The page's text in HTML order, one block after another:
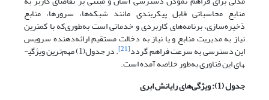
منابع محاسباتی قابل پیکربندی مانند شبکه‌ها، سرورها، منابع
ذخیره‌سازی، برنامه‌های کاربردی و خدماتی است به‌طوری‌که با کمترین
نیاز به مدیریت منابع و یا نیاز به دخالت مستقیم ارائه‌دهنده سرویس
این دسترسی به سرعت فراهم گردد[21] . در جدول(1) مهم‌ترین ویژگی­
های این فناوری به‌طور خلاصه آمده است.
جدول (1): ویژگی‌های رایانش ابری